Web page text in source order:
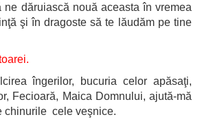
ne dăruiască nouă aceasta în vremea
şi în dragoste să te lăudăm pe tine
îngerilor, bucuria celor apăsaţi,
Fecioară, Maica Domnului, ajută-mă
chinurile cele veşnice.